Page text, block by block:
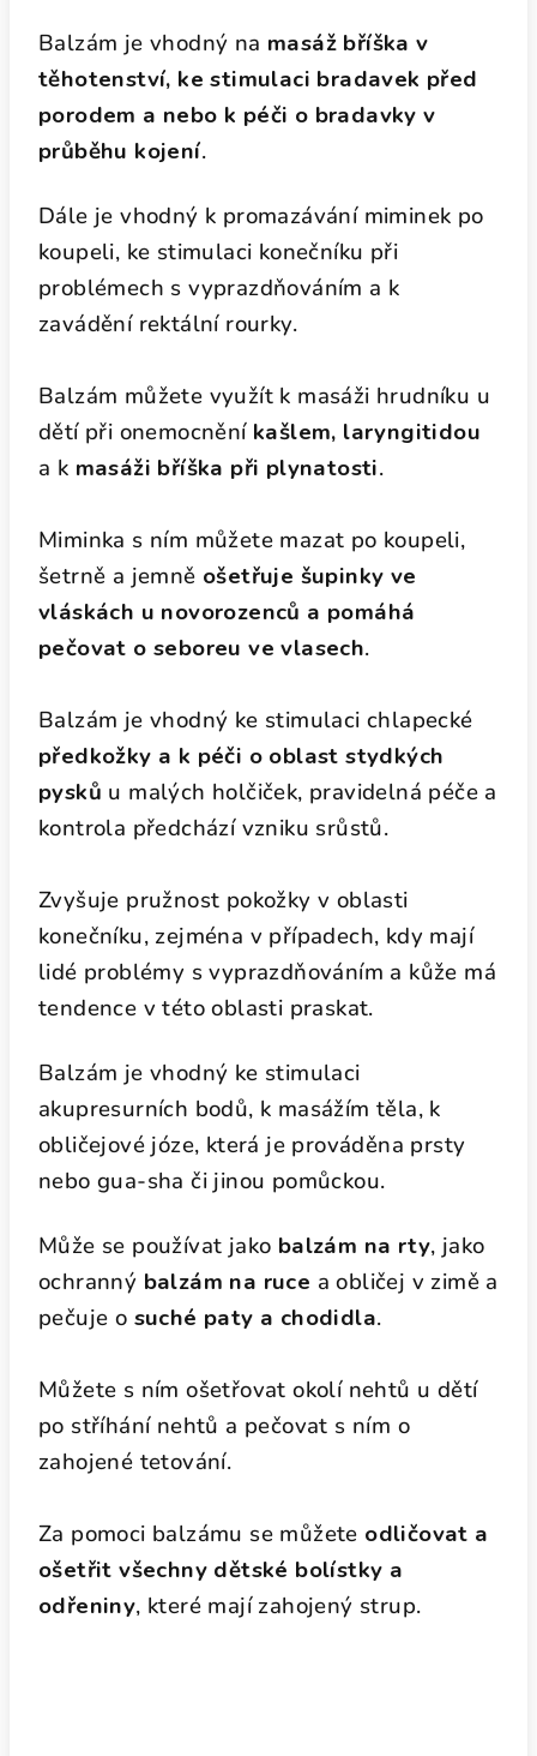
Balzám je vhodný na masáž bříška v
těhotenství, ke stimulaci bradavek před
porodem a nebo k péči o bradavky v
průběhu kojení.
Dále je vhodný k promazávání miminek po
koupeli, ke stimulaci konečníku při
problémech s vyprazdňováním a k
zavádění rektální rourky.
Balzám můžete využít k masáži hrudníku u
dětí při onemocnění kašlem, laryngitidou
a k masáži bříška při plynatosti.
Miminka s ním můžete mazat po koupeli,
šetrně a jemně ošetřuje šupinky ve
vláskách u novorozenců a pomáhá
pečovat o seboreu ve vlasech.
Balzám je vhodný ke stimulaci chlapecké
předkožky a k péči o oblast stydkých
pysků u malých holčiček, pravidelná péče a
kontrola předchází vzniku srůstů.
Zvyšuje pružnost pokožky v oblasti
konečníku, zejména v případech, kdy mají
lidé problémy s vyprazdňováním a kůže má
tendence v této oblasti praskat.
Balzám je vhodný ke stimulaci
akupresurních bodů, k masážím těla, k
obličejové józe, která je prováděna prsty
nebo gua-sha či jinou pomůckou.
Může se používat jako balzám na rty, jako
ochranný balzám na ruce a obličej v zimě a
pečuje o suché paty a chodidla.
Můžete s ním ošetřovat okolí nehtů u dětí
po stříhání nehtů a pečovat s ním o
zahojené tetování.
Za pomoci balzámu se můžete odličovat a
ošetřit všechny dětské bolístky a
odřeniny, které mají zahojený strup.